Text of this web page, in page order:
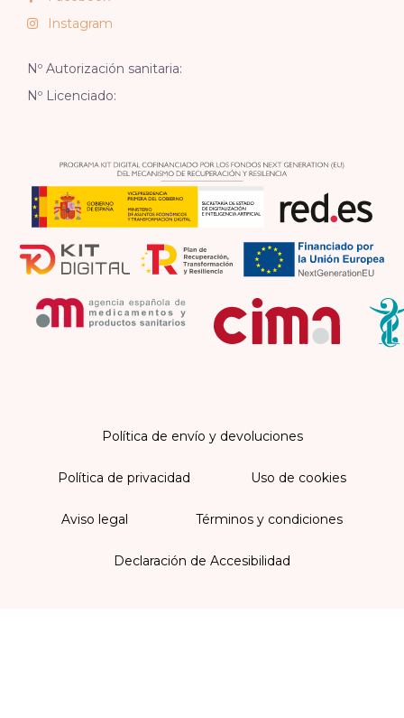
Instagram
Nº Autorización sanitaria:
Nº Licenciado:
Política de envío y devoluciones
Política de privacidad Uso de cookies
Aviso legal Términos y condiciones
Declaración de Accesibilidad